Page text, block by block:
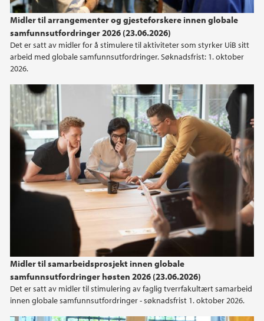
Midler til arrangementer og gjesteforskere innen globale
samfunnsutfordringer 2026 (23.06.2026)
Det er satt av midler for å stimulere til aktiviteter som styrker UiB sitt
arbeid med globale samfunnsutfordringer. Søknadsfrist: 1. oktober
2026.
Midler til samarbeidsprosjekt innen globale
samfunnsutfordringer høsten 2026 (23.06.2026)
Det er satt av midler til stimulering av faglig tverrfakultært samarbeid
innen globale samfunnsutfordringer - søknadsfrist 1. oktober 2026.
2024
2023
2021
2020
2019
2018
2016
2015
2014